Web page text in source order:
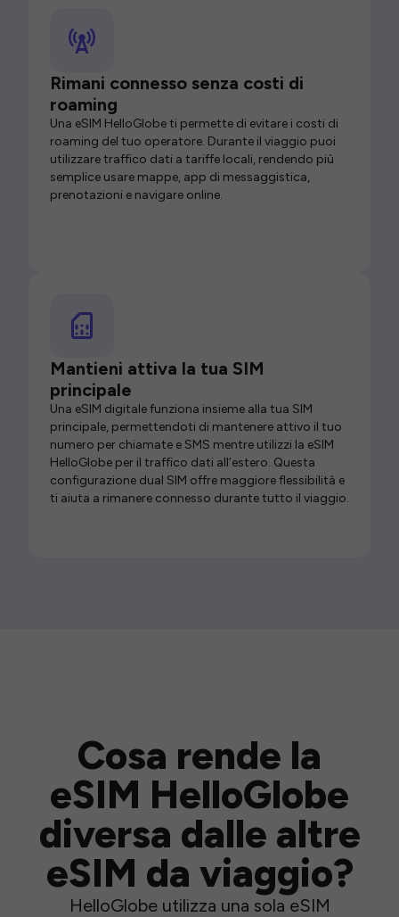
Rimani connesso senza costi di
roaming
Una eSIM HelloGlobe ti permette di evitare i costi di
roaming del tuo operatore. Durante il viaggio puoi
utilizzare traffico dati a tariffe locali, rendendo più
semplice usare mappe, app di messaggistica,
prenotazioni e navigare online.
Mantieni attiva la tua SIM
principale
Una eSIM digitale funziona insieme alla tua SIM
principale, permettendoti di mantenere attivo il tuo
numero per chiamate e SMS mentre utilizzi la eSIM
HelloGlobe per il traffico dati all’estero. Questa
configurazione dual SIM offre maggiore flessibilità e
ti aiuta a rimanere connesso durante tutto il viaggio.
Cosa rende la
eSIM HelloGlobe
diversa dalle altre
eSIM da viaggio?
HelloGlobe utilizza una sola eSIM